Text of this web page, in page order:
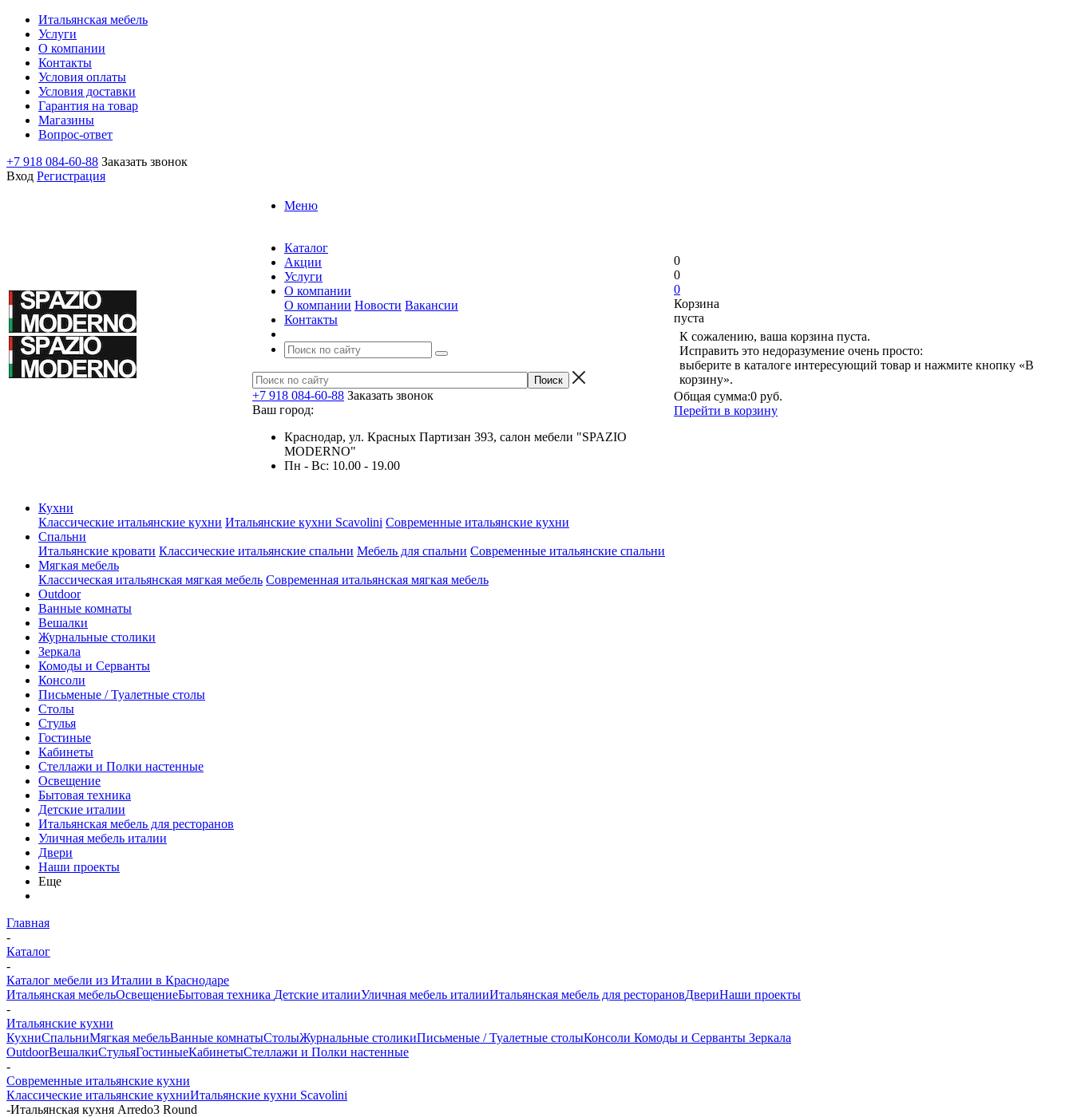
Итальянская мебель
Услуги
О компании
Контакты
Условия оплаты
Условия доставки
Гарантия на товар
Магазины
Вопрос-ответ
+7 918 084-60-88 Заказать звонок
Вход Регистрация
Меню
Каталог
Акции
Услуги
О компании
О компании Новости Вакансии
Контакты
+7 918 084-60-88 Заказать звонок
Ваш город:
Краснодар, ул. Красных Партизан 393, салон мебели "SPAZIO
MODERNO"
Пн - Вс: 10.00 - 19.00
0
0
0
Корзина
пуста
К сожалению, ваша корзина пуста.
Исправить это недоразумение очень просто:
выберите в каталоге интересующий товар и нажмите кнопку «В
корзину».
Общая сумма:0 руб.
Перейти в корзину
Кухни
Классические итальянские кухни Итальянские кухни Scavolini Современные итальянские кухни
Спальни
Итальянские кровати Классические итальянские спальни Мебель для спальни Современные итальянские спальни
Мягкая мебель
Классическая итальянская мягкая мебель Современная итальянская мягкая мебель
Outdoor
Ванные комнаты
Вешалки
Журнальные столики
Зеркала
Комоды и Серванты
Консоли
Письменые / Туалетные столы
Столы
Стулья
Гостиные
Кабинеты
Стеллажи и Полки настенные
Освещение
Бытовая техника
Детские италии
Итальянская мебель для ресторанов
Уличная мебель италии
Двери
Наши проекты
Еще
Главная
-
Каталог
-
Каталог мебели из Италии в Краснодаре
Итальянская мебельОсвещениеБытовая техника Детские италииУличная мебель италииИтальянская мебель для ресторановДвериНаши проекты
-
Итальянские кухни
КухниСпальниМягкая мебельВанные комнатыСтолыЖурнальные столикиПисьменые / Туалетные столыКонсоли Комоды и Серванты Зеркала
OutdoorВешалкиСтульяГостиныеКабинетыСтеллажи и Полки настенные
-
Современные итальянские кухни
Классические итальянские кухниИтальянские кухни Scavolini
-Итальянская кухня Arredo3 Round